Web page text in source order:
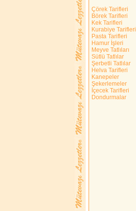
Çörek Tarifleri
Börek Tarifleri
Kek Tarifleri
Kurabiye Tarifleri
Pasta Tarifleri
Hamur İşleri
Meyve Tatlıları
Sütlü Tatlılar
Şerbetli Tatlılar
Helva Tarifleri
Kanepeler
Şekerlemeler
İçecek Tarifleri
Dondurmalar